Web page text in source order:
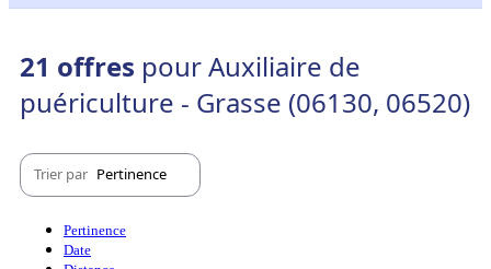
21 offres pour Auxiliaire de
puériculture - Grasse (06130, 06520)
Trier par Pertinence
Pertinence
Date